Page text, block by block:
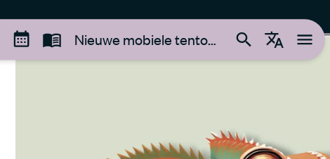
Nieuwe mobiele tentoonstelling voor scholen